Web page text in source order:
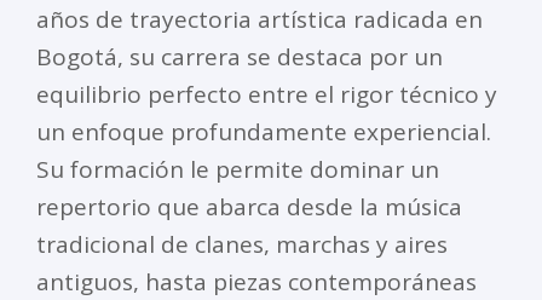
años de trayectoria artística radicada en
Bogotá, su carrera se destaca por un
equilibrio perfecto entre el rigor técnico y
un enfoque profundamente experiencial.
Su formación le permite dominar un
repertorio que abarca desde la música
tradicional de clanes, marchas y aires
antiguos, hasta piezas contemporáneas